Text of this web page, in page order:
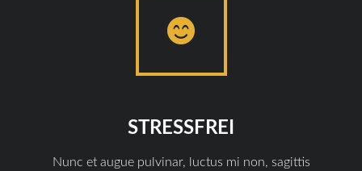
STRESSFREI
Nunc et augue pulvinar, luctus mi non, sagittis